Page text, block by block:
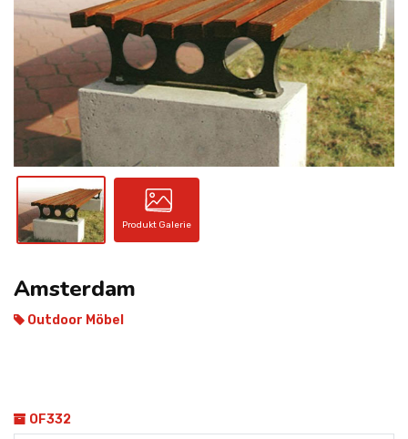
KONTAKT
Produkt Galerie
Amsterdam
Outdoor Möbel
OF332